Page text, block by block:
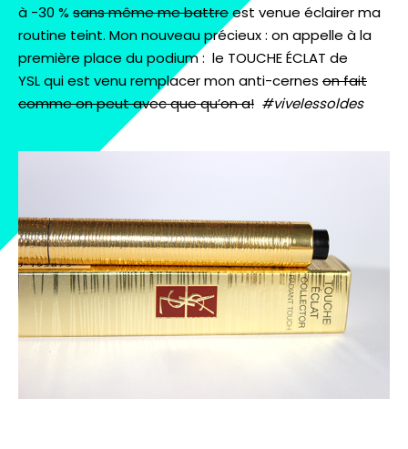
à -30 % sans même me battreest venue éclairer ma
routine teint. Mon nouveau précieux : on appelle à la
première place du podium : le TOUCHE ÉCLAT de
YSL qui est venu remplacer mon anti-cernes on fait
comme on peut avec que qu’on a! #vivelessoldes